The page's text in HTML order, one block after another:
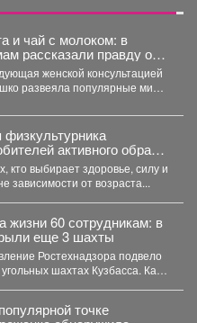
и чай с молоком: в
рассказали правду о
женской консультацией
развеяла популярные мифы
активного образа
кто выбирает здоровье, силу и
зависимости от возраста...
жизни 60 сотрудникам: в
еще 3 шахты
Ростехнадзора подвело
шахтах Кузбасса. Как
точке